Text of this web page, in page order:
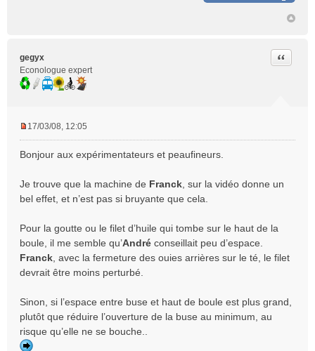
gegyx
Econologue expert
Citer
s
a
g
n
l
u
17/03/08, 12:05
Bonjour aux expérimentateurs et peaufineurs.
Je trouve que la machine de Franck , sur la vidéo donne un
bel effet, et n’est pas si bruyante que cela.
Pour la goutte ou le filet d’huile qui tombe sur le haut de la
boule, il me semble qu’André conseillait peu d’espace.
Franck , avec la fermeture des ouies arrières sur le té, le filet
devrait être moins perturbé.
Sinon, si l’espace entre buse et haut de boule est plus grand,
plutôt que réduire l’ouverture de la buse au minimum, au
risque qu’elle ne se bouche..